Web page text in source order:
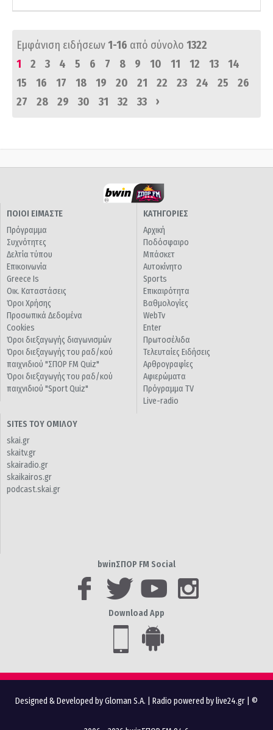
Εμφάνιση ειδήσεων1-16 από σύνολο 1322
1
2 3 4 5 6 7 8 9 10 11 12 13
14
15
16 17 18 19 20 21 22 23 24 25
26
27
28 29 30 31 32 33 ›
ΠΟΙΟΙ ΕΙΜΑΣΤΕ
Πρόγραμμα
Συχνότητες
Δελτία τύπου
Επικοινωνία
Greece Is
Οικ. Καταστάσεις
Όροι Χρήσης
Προσωπικά Δεδομένα
Cookies
Όροι διεξαγωγής διαγωνισμών
Όροι διεξαγωγής του ραδ/κού
παιχνιδιού "ΣΠΟΡ FM Quiz"
Όροι διεξαγωγής του ραδ/κού
παιχνιδιού "Sport Quiz"
ΚΑΤΗΓΟΡΙΕΣ
Αρχική
Ποδόσφαιρο
Μπάσκετ
Αυτοκίνητο
Sports
Επικαιρότητα
Βαθμολογίες
WebTv
Enter
Πρωτοσέλιδα
Τελευταίες Ειδήσεις
Αρθρογραφίες
Αφιερώματα
Πρόγραμμα TV
Live-radio
SITES ΤΟΥ ΟΜΙΛΟΥ
skai.gr
skaitv.gr
skairadio.gr
skaikairos.gr
podcast.skai.gr
bwinΣΠΟΡ FM Social
Download App
Designed & Developed by Gloman S.A. Radio powered by live24.gr | ©